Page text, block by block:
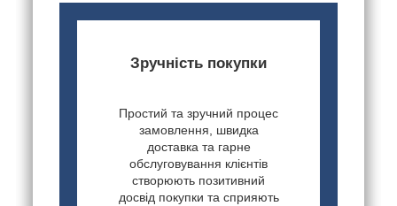
Зручність покупки
Простий та зручний процес
замовлення, швидка
доставка та гарне
обслуговування клієнтів
створюють позитивний
досвід покупки та сприяють